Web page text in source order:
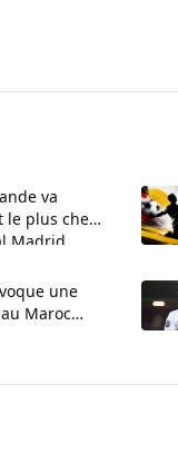
va
le plus cher
Madrid
une
Maroc
son